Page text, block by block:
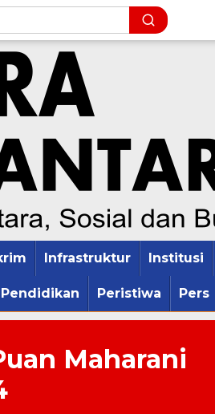
Infrastruktur Institusi
Pendidikan Peristiwa Pers
Maharani